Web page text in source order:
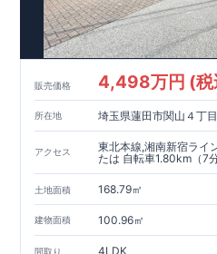
販売価格 4,498万円 (税
所在地 埼玉県蓮田市関山４丁
アクセス
東北本線,湘南新宿ライ
たは 自転車1.80km（7分
土地面積 168.79㎡
建物面積 100.96㎡
間取り 4LDK